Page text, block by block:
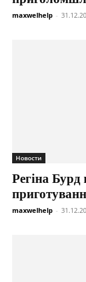
maxwelhelp -
Новости
Регіна Бурд
maxwelhelp -